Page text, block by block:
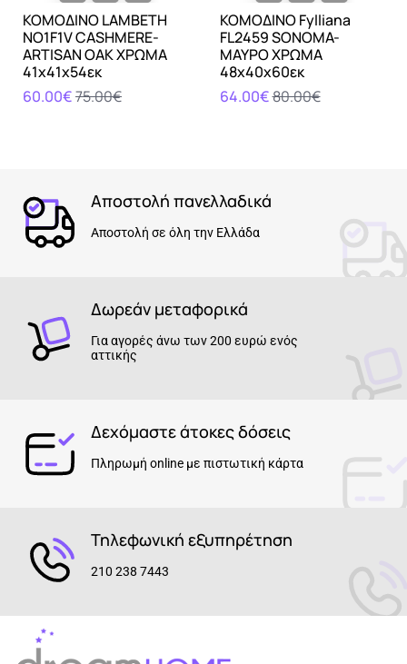
ΚΟΜΟΔΙΝΟ LAMBETH
NO1F1V CASHMERE-
ARTISAN OAK ΧΡΩΜΑ
41x41x54εκ
60.00€75.00€
ΚΟΜΟΔΙΝΟ Fylliana
FL2459 SONOMA-
ΜΑΥΡΟ ΧΡΩΜΑ
48x40x60εκ
64.00€80.00€
Αποστολή πανελλαδικά
Αποστολή σε όλη την Ελλάδα
Δωρεάν μεταφορικά
Για αγορές άνω των 200 ευρώ ενός
αττικής
Δεχόμαστε άτοκες δόσεις
Πληρωμή online με πιστωτική κάρτα
Τηλεφωνική εξυπηρέτηση
210 238 7443